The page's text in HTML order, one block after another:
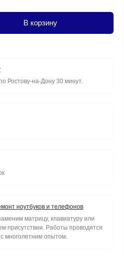
В корзину
Ростову-на-Дону 30 минут.
ноутбуков и телефонов
матрицу, клавиатуру или
присутствии. Работы проводятся
многолетним опытом.